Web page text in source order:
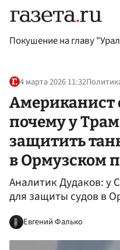
Покушение на главу
4 марта 2026 11:32
Американист
почему у
защитить
в Ормузском
Аналитик Дудаков: у
для защиты судов в
Евгений Фалько